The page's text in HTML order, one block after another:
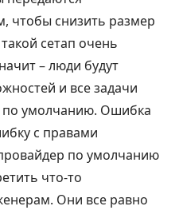
чтобы снизить размер
сетап очень
– люди будут
и все задачи
по умолчанию. Ошибка
с правами
по умолчанию
что-то
Они все равно